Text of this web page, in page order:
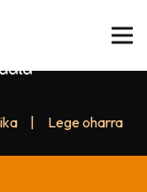
Lege oharra